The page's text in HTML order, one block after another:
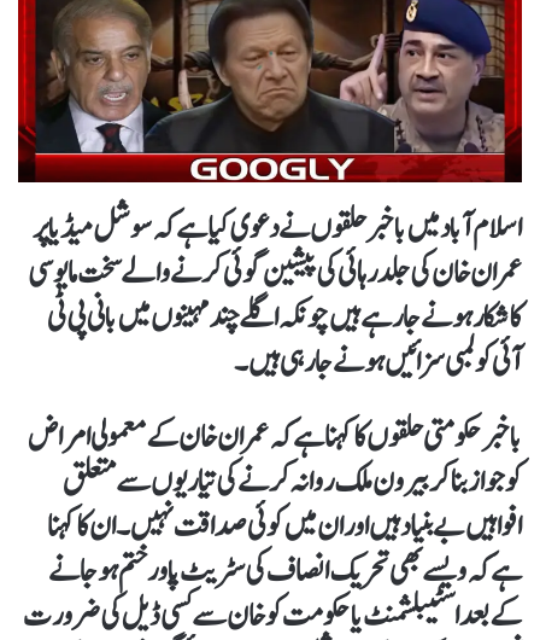
اسلام آباد میں باخبر حلقوں نے دعوی کیا ہے کہ سوشل میڈیا پر
عمران خان کی جلد رہائی کی پیشین گوئی کرنے والے سخت مایوسی
کا شکار ہونے جا رہے ہیں چونکہ اگلے چند مہینوں میں بانی پی ٹی
آئی کو لمبی سزائیں ہونے جا رہی ہیں۔
باخبر حکومتی حلقوں کا کہنا ہے کہ عمران خان کے معمولی امراض
کو جواز بنا کر بیرون ملک روانہ کرنے کی تیاریوں سے متعلق
افواہیں بے بنیاد ہیں اور ان میں کوئی صداقت نہیں۔ ان کا کہنا
ہے کہ ویسے بھی تحریک انصاف کی سٹریٹ پاور ختم ہو جانے
کے بعد اسٹیبلشمنٹ یا حکومت کو خان سے کسی ڈیل کی ضرورت